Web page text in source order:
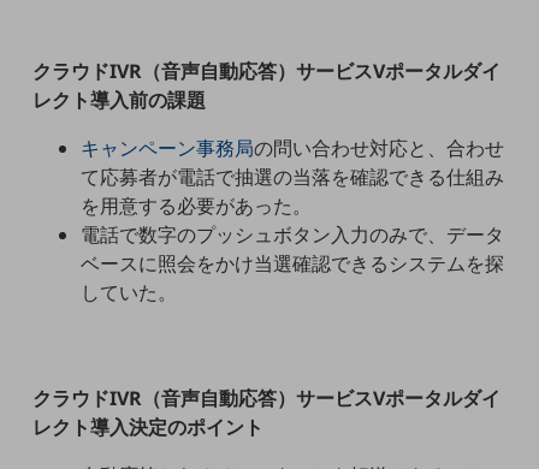
一次産業
医療・介護
モビリティ
製造・建設業
法人向けスマホ・携帯に関する、
クラウドIVR（音声自動応答）サービスVポータルダイ
レクト導入前の課題
キャンペーン事務局の問い合わせ対応と、合わせ
て応募者が電話で抽選の当落を確認できる仕組み
を用意する必要があった。
電話で数字のプッシュボタン入力のみで、データ
ベースに照会をかけ当選確認できるシステムを探
していた。
クラウドIVR（音声自動応答）サービスVポータルダイ
レクト導入決定のポイント